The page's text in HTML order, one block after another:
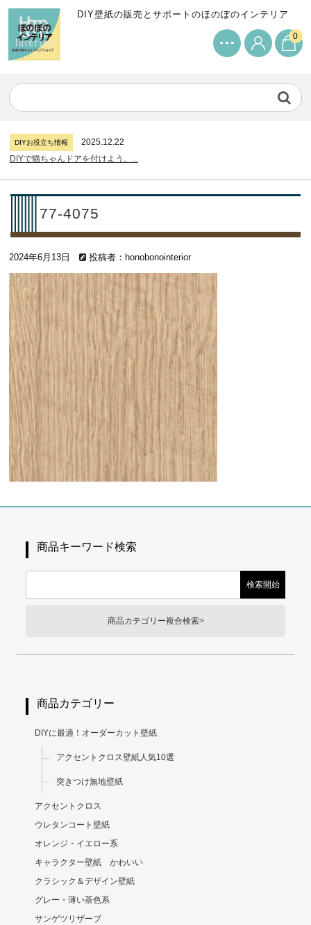
DIY壁紙の販売とサポートのほのぼのインテリア
0
サンゲツリザーブの壁紙について...
DIYお役立ち情報
2026.7.31
DIYお役立ち情報
2025.12.22
DIYで猫ちゃんドアを付けよう。...
DIYお役立ち情報
2026.7.31
2025.12.22
DIYで猫ちゃんドアを付けよう。...
DIYお役立ち情報
2024.7.11
サンゲツリザーブの壁紙について...
77-4075
2024年6月13日 投稿者：honobonointerior
商品キーワード検索
商品カテゴリー複合検索>
商品カテゴリー
DIYに最適！オーダーカット壁紙
アクセントクロス壁紙人気10選
突きつけ無地壁紙
アクセントクロス
ウレタンコート壁紙
オレンジ・イエロー系
キャラクター壁紙 かわいい
クラシック＆デザイン壁紙
グレー・薄い茶色系
サンゲツリザーブ